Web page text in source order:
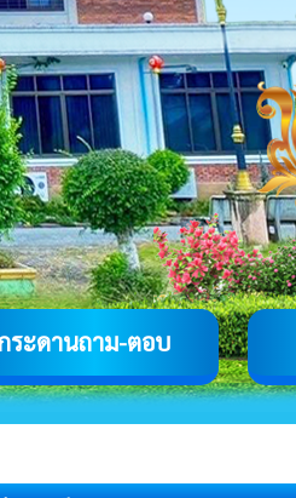
ระดานถาม-ตอบ